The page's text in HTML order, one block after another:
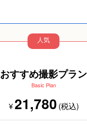
人気
おすすめ撮影プラン
Basic Plan
¥21,780 (税込)